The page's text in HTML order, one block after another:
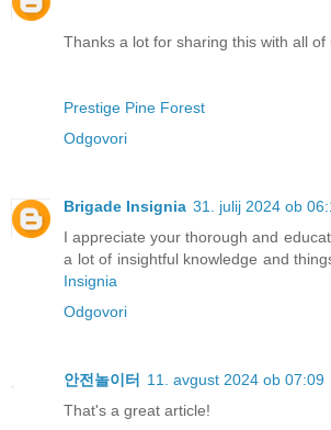
Thanks a lot for sharing this with all of
Prestige Pine Forest
Odgovori
Brigade Insignia 31. julij 2024 ob
I appreciate your thorough and
a lot of insightful knowledge and
Insignia
Odgovori
안전놀이터
11. avgust 2024 ob 07:09
That's a great article!